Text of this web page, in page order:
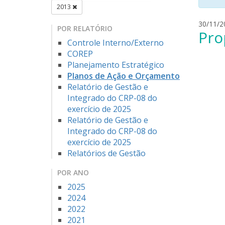
2013
POR RELATÓRIO
Controle Interno/Externo
COREP
Planejamento Estratégico
Planos de Ação e Orçamento
Relatório de Gestão e
Integrado do CRP-08 do
exercício de 2025
Relatório de Gestão e
Integrado do CRP-08 do
exercício de 2025
Relatórios de Gestão
POR ANO
2025
2024
2022
2021
30/11/